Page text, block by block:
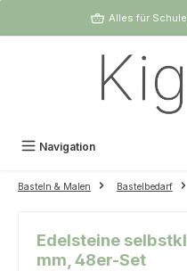
Zum Hauptinhalt springen
Alles für
Navigation
Basteln & Malen Bastelbedarf
Edelsteine
mm, 48er-Set